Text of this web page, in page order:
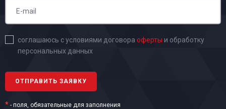
соглашаюсь с условиями договора оферты и обработку
персональных данных
* - поля, обязательные для заполнения